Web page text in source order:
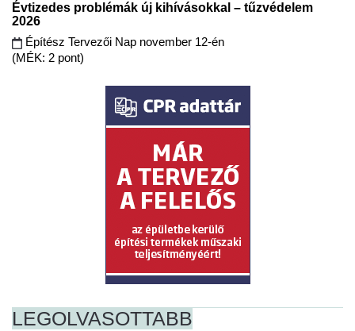
Évtizedes problémák új kihívásokkal – tűzvédelem
2026
Építész Tervezői Nap november 12-én
(MÉK: 2 pont)
LEGOLVASOTTABB